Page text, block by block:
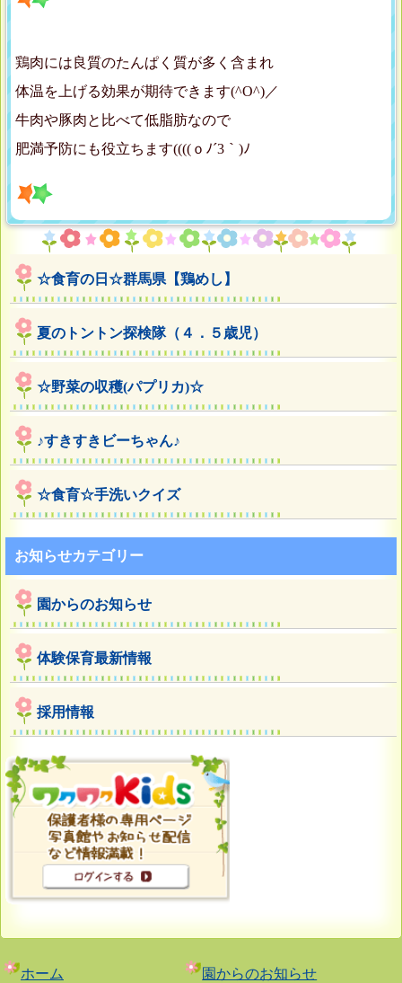
鶏肉には良質のたんぱく質が多く含まれ
体温を上げる効果が期待できます(^O^)／
牛肉や豚肉と比べて低脂肪なので
肥満予防にも役立ちます((((ｏﾉ´3｀)ﾉ
☆食育の日☆群馬県【鶏めし】
夏のトントン探検隊（４．５歳児）
☆野菜の収穫(パプリカ)☆
♪すきすきビーちゃん♪
☆食育☆手洗いクイズ
お知らせカテゴリー
園からのお知らせ
体験保育最新情報
採用情報
ホーム 園からのお知らせ